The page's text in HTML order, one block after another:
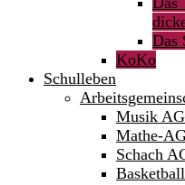
Das
KoKo
Schulleben
Musik
Mathe-
Schach